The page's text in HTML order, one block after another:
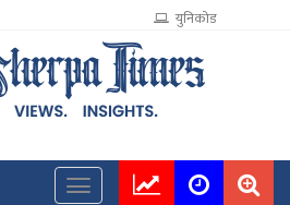
युनिकोड